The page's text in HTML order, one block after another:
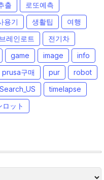
출
로또예측
용기 생활팁
여행
레인로트
전기차
game image
info
prusa구매 pur
robot
Search_US
timelapse
ット